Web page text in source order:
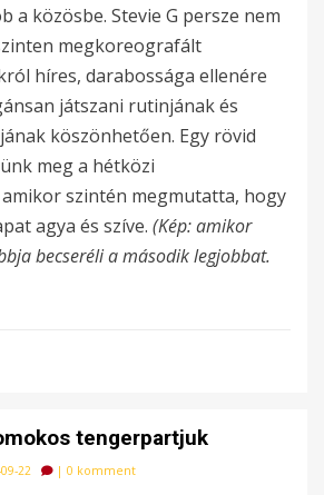
a közösbe. Stevie G persze nem
megkoreografált
híres, darabossága ellenére
játszani rutinjának és
köszönhetően. Egy rövid
meg a hétközi
szintén megmutatta, hogy
agya és szíve. (Kép: amikor
becseréli a második legjobbat.
tengerpartjuk
22 | 0 komment